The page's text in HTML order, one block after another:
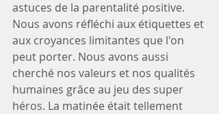
astuces de la parentalité positive.
Nous avons réfléchi aux étiquettes et
aux croyances limitantes que l'on
peut porter. Nous avons aussi
cherché nos valeurs et nos qualités
humaines grâce au jeu des super
héros. La matinée était tellement